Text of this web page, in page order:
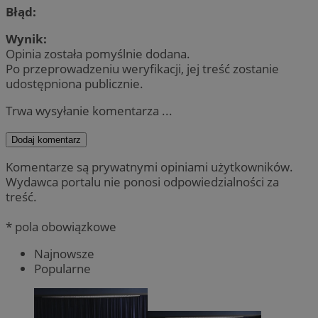
Błąd:
Wynik:
Opinia została pomyślnie dodana.
Po przeprowadzeniu weryfikacji, jej treść zostanie
udostępniona publicznie.
Trwa wysyłanie komentarza ...
Dodaj komentarz
Komentarze są prywatnymi opiniami użytkowników.
Wydawca portalu nie ponosi odpowiedzialności za
treść.
* pola obowiązkowe
Najnowsze
Popularne